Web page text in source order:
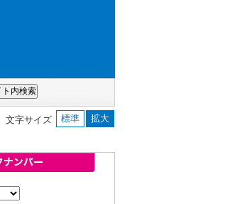
文字サイズ 標準 拡大